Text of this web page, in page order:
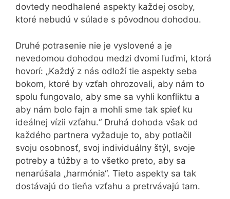
dovtedy neodhalené aspekty každej osoby,
ktoré nebudú v súlade s pôvodnou dohodou.
Druhé potrasenie nie je vyslovené a je
nevedomou dohodou medzi dvomi ľuďmi, ktorá
hovorí: „Každý z nás odloží tie aspekty seba
bokom, ktoré by vzťah ohrozovali, aby nám to
spolu fungovalo, aby sme sa vyhli konfliktu a
aby nám bolo fajn a mohli sme tak spieť ku
ideálnej vízii vzťahu.“ Druhá dohoda však od
každého partnera vyžaduje to, aby potlačil
svoju osobnosť, svoj individuálny štýl, svoje
potreby a túžby a to všetko preto, aby sa
nenarúšala „harmónia“. Tieto aspekty sa tak
dostávajú do tieňa vzťahu a pretrvávajú tam.